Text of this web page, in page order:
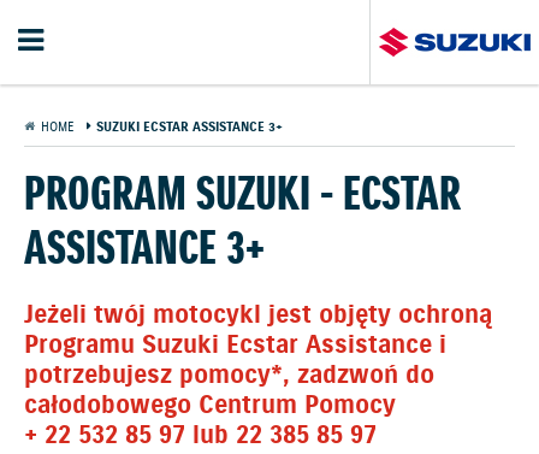
HOME SUZUKI ECSTAR ASSISTANCE 3+
PROGRAM SUZUKI - ECSTAR
ASSISTANCE 3+
Jeżeli twój motocykl jest objęty ochroną
Programu Suzuki Ecstar Assistance i
potrzebujesz pomocy*, zadzwoń do
całodobowego Centrum Pomocy
+ 22 532 85 97 lub 22 385 85 97